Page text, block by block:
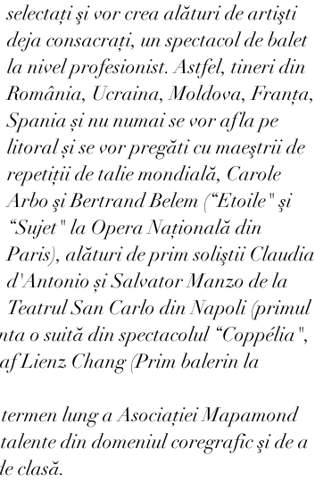
selectați şi vor crea alături de artişti
deja consacrați, un spectacol de balet
la nivel profesionist. Astfel, tineri din
România, Ucraina, Moldova, Franța,
Spania și nu numai se vor afla pe
litoral și se vor pregăti cu maeştrii de
repetiții de talie mondială, Carole
Arbo şi Bertrand Belem (“Etoile" şi
“Sujet" la Opera Națională din
Paris), alături de prim soliştii Claudia
d'Antonio și Salvator Manzo de la
Teatrul San Carlo din Napoli (primul
o suită din spectacolul “Coppélia",
Lienz Chang (Prim balerin la
lung a Asociației Mapamond
din domeniul coregrafic şi de a
clasă.